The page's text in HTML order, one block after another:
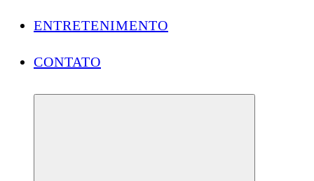
ENTRETENIMENTO
CONTATO